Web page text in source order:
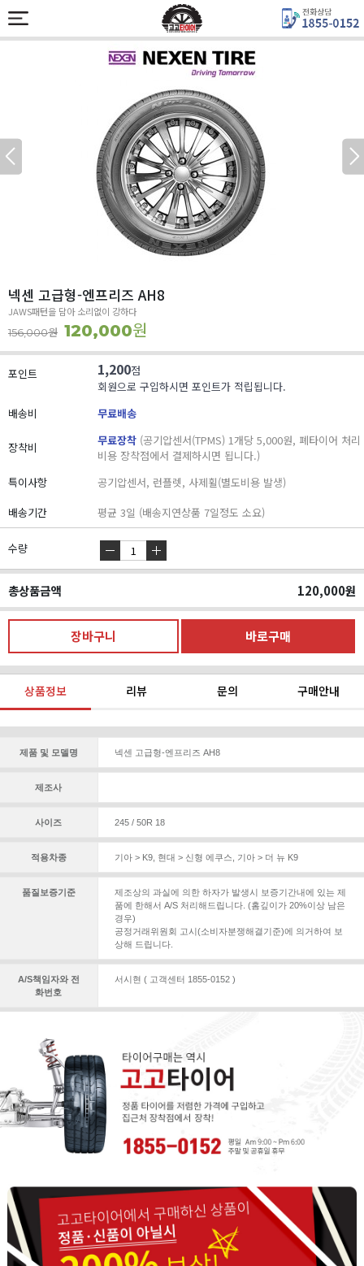
넥센 고급형-엔프리즈 AH8
JAWS패턴을 담아 소리없이 강하다
156,000원 120,000원
포인트 1,200점
회원으로 구입하시면 포인트가 적립됩니다.
배송비
무료배송
장착비 무료장착 (공기압센서(TPMS) 1개당 5,000원, 폐타이어 처리
비용 장착점에서 결제하시면 됩니다.)
특이사항
공기압센서, 런플렛, 사제휠(별도비용 발생)
배송기간
평균 3일 (배송지연상품 7일정도 소요)
수량
총상품금액 120,000원
상품정보 리뷰 문의 구매안내
제품 및 모델명 넥센 고급형-엔프리즈 AH8
제조사
사이즈 245 / 50R 18
적용차종 기아 > K9, 현대 > 신형 에쿠스 기아 > 더 뉴 K9
품질보증기준
제조상의 과실에 의한 하자가 발생시 보증기간내에 있는 제
품에 한해서 A/S 처리해드립니다. (홈깊이가 20%이상 남은
경우)
공정거래위원회 고시(소비자분쟁해결기준)에 의거하여 보
상해 드립니다.
A/S책임자와 전
화번호
서시현 ( 고객센터 1855-0152 )